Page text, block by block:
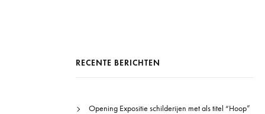
RECENTE BERICHTEN
Opening Expositie schilderijen met als titel “Hoop”